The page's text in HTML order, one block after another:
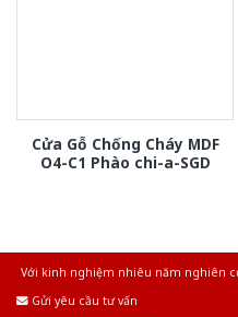
Cửa Gỗ Chống Cháy MDF
O4-C1 Phào chi-a-SGD
Với kinh nghiệm nhiêu năm nghiên
Gửi yêu cầu tư vấn